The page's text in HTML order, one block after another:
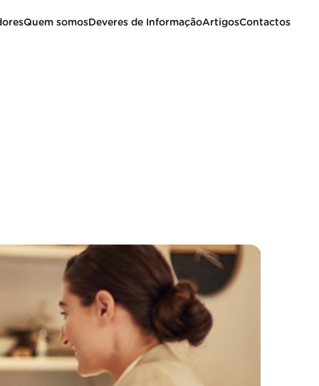
Quem somosDeveres de InformaçãoArtigosContactos